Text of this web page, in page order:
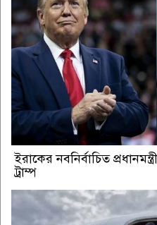
ইরাকের নবনির্বাচিত
ট্রাম্প